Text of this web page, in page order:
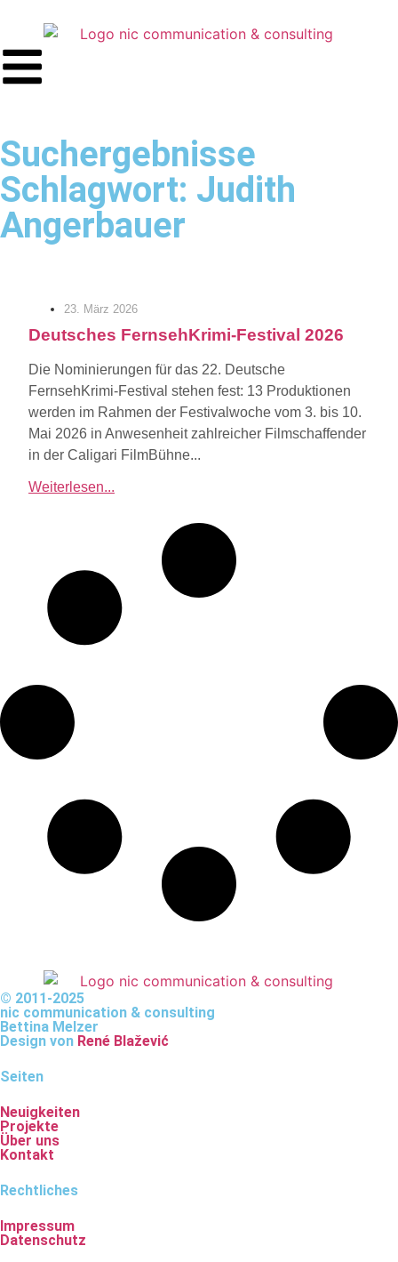
Suchergebnisse
Schlagwort: Judith
Angerbauer
23. März 2026
Deutsches FernsehKrimi-Festival 2026
Die Nominierungen für das 22. Deutsche
FernsehKrimi-Festival stehen fest: 13 Produktionen
werden im Rahmen der Festivalwoche vom 3. bis 10.
Mai 2026 in Anwesenheit zahlreicher Filmschaffender
in der Caligari FilmBühne...
Weiterlesen...
© 2011-2025
nic communication & consulting
Bettina Melzer
Design von René Blažević
Seiten
Neuigkeiten
Projekte
Über uns
Kontakt
Rechtliches
Impressum
Datenschutz